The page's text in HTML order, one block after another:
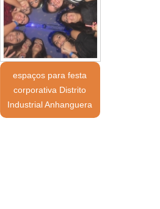
espaços para festa
corporativa Distrito
Industrial Anhanguera